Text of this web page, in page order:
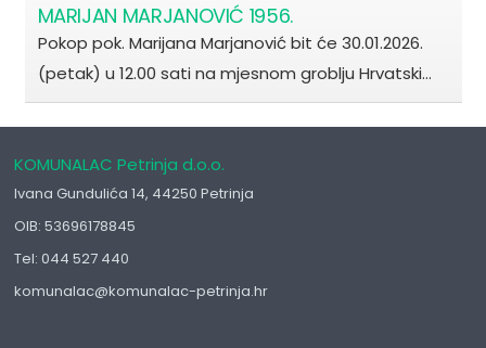
MARIJAN MARJANOVIĆ 1956.
Pokop pok. Marijana Marjanović bit će 30.01.2026.
(petak) u 12.00 sati na mjesnom groblju Hrvatski…
KOMUNALAC Petrinja d.o.o.
Ivana Gundulića 14, 44250 Petrinja
OIB: 53696178845
Tel: 044 527 440
komunalac@komunalac-petrinja.hr